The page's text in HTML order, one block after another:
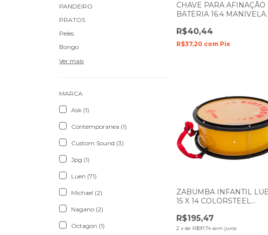
PANDEIRO
PRATOS
Peles
Bongo
Ver mais
MARCA
Ask (1)
Contemporanea (1)
Custom Sound (3)
Jpg (1)
Luen (71)
Michael (2)
Nagano (2)
Octagon (1)
CHAVE PARA AFINAÇÃO
BATERIA 16.4 MANIVELA
R$40,44
R$37,20 com Pix
ZABUMBA INFANTIL
15 X 14 COLORSTEEL
R$195,47
2 xde R$97,74 sem juros